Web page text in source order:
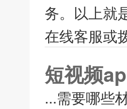
务。以上就
在线客服或
短视频
...需要哪些